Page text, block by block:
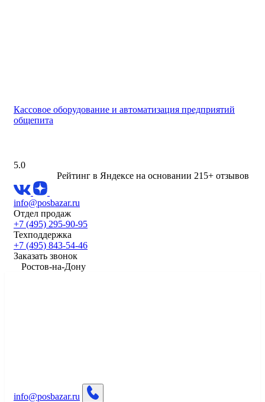
Кассовое оборудование и автоматизация предприятий
общепита
5.0
Рейтинг в Яндексе на основании 215+ отзывов
info@posbazar.ru
Отдел продаж
+7 (495) 295-90-95
Техподдержка
+7 (495) 843-54-46
Заказать звонок
​Ростов-на-Дону
info@posbazar.ru